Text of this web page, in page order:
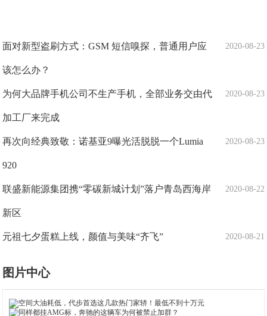
2020-08-23
面对新型盗刷方式：GSM 短信嗅探，普通用户应
该怎么办？
2020-08-23
为何大品牌手机公司不生产手机，全部业务交由代
加工厂来完成
2020-08-23
再次向经典致敬：诺基亚9曝光活脱脱一个Lumia
920
2020-08-22
联盛新能源集团携“零碳新城计划”落户青岛西海岸
新区
2020-08-21
元祖七夕蛋糕上线，颜值与美味“齐飞”
图片中心